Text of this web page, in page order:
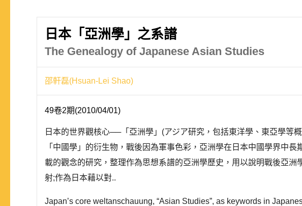
日本「亞洲學」之系譜
The Genealogy of Japanese Asian Studies
邵軒磊(Hsuan-Lei Shao)
49卷2期(2010/04/01)
日本的世界觀核心──「亞洲學」(アジア研究，包括東洋學、東亞學等
「中國學」的衍生物，戰後因為軍事色彩，亞洲學在日本中國學界中
載的觀念的研究，整理作為思想系譜的亞洲學歷史，用以說明戰後亞
射;作為日本藉以對..
Japan’s core weltanschauung, “Asian Studies”, as keywords in